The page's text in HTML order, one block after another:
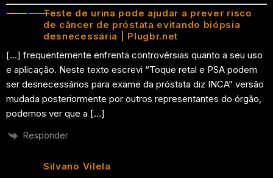
Teste de urina pode ajudar a prever risco
de câncer de próstata evitando biópsia
desnecessária | Plugbr.net
[…] frequentemente enfrenta controvérsias quanto a seu uso
e aplicação. Neste texto escrevi “Toque retal e PSA podem
ser desnecessários para exame da próstata diz INCA” versão
mudada posteriormente por outros representantes do órgão,
podemos ver que a […]
Responder
Silvano Vilela